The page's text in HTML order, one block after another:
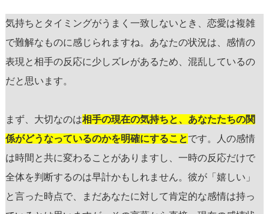
気持ちとタイミングがうまく一致しないとき、恋愛は複雑
で難解なものに感じられますね。あなたの状況は、感情の
表現と相手の反応に少しズレがあるため、混乱しているの
だと思います。
まず、大切なのは相手の現在の気持ちと、あなたたちの関
係がどうなっているのかを明確にすることです。人の感情
は時間と共に変わることがありますし、一時の反応だけで
全体を判断するのは早計かもしれません。彼が「嬉しい」
と言った時点で、まだあなたに対して肯定的な感情は持っ